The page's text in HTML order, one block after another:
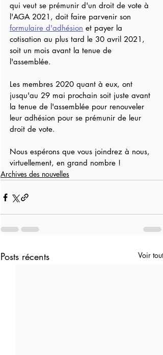
qui veut se prémunir d'un droit de vote à
l'AGA 2021, doit faire parvenir son
formulaire d'adhésion et payer la
cotisation au plus tard le 30 avril 2021,
soit un mois avant la tenue de
l'assemblée.
Les membres 2020 quant à eux, ont
jusqu'au 29 mai prochain soit juste avant
la tenue de l'assemblée pour renouveler
leur adhésion pour se prémunir de leur
droit de vote.
Nous espérons que vous joindrez à nous,
virtuellement, en grand nombre !
Archives des nouvelles
Posts récents Voir tout